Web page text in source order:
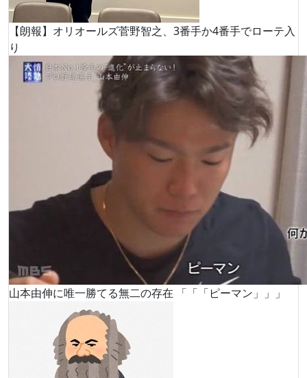
【朗報】オリオールズ菅野智之、3番手か4番手でローテ入
り
山本由伸に唯一勝てる無二の存在 「「「ピーマン」」」